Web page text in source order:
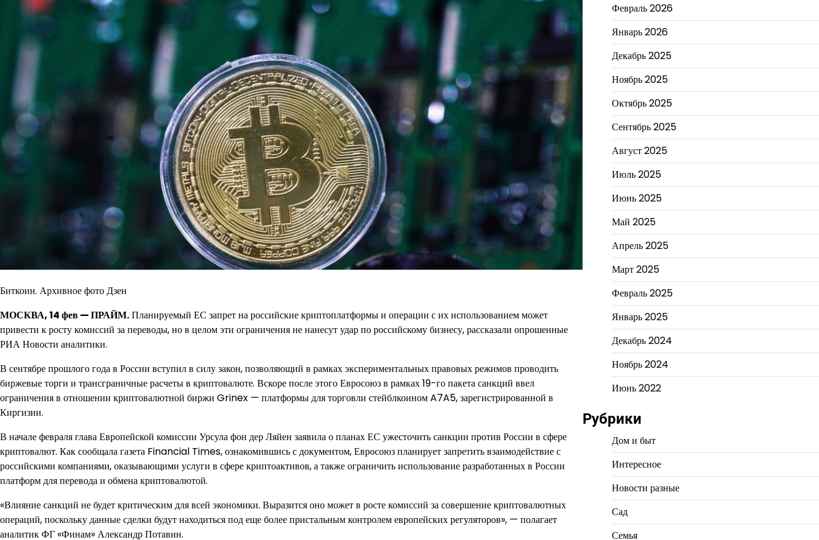
Биткоин. Архивное фото Дзен
МОСКВА, 14 фев — ПРАЙМ.Планируемый ЕС запрет на российские криптоплатформы и операции с их использованием может
привести к росту комиссий за переводы, но в целом эти ограничения не нанесут удар по российскому бизнесу, рассказали опрошенные
РИА Новости аналитики.
В сентябре прошлого года в России вступил в силу закон, позволяющий в рамках экспериментальных правовых режимов проводить
биржевые торги и трансграничные расчеты в криптовалюте. Вскоре после этого Евросоюз в рамках 19-го пакета санкций ввел
ограничения в отношении криптовалютной биржи Grinex — платформы для торговли стейблкоином A7A5, зарегистрированной в
Киргизии.
В начале февраля глава Европейской комиссии Урсула фон дер Ляйен заявила о планах ЕС ужесточить санкции против России в сфере
криптовалют. Как сообщала газета Financial Times, ознакомившись с документом, Евросоюз планирует запретить взаимодействие с
российскими компаниями, оказывающими услуги в сфере криптоактивов, а также ограничить использование разработанных в России
платформ для перевода и обмена криптовалютой.
«Влияние санкций не будет критическим для всей экономики. Выразится оно может в росте комиссий за совершение криптовалютных
операций, поскольку данные сделки будут находиться под еще более пристальным контролем европейских регуляторов», — полагает
аналитик ФГ «Финам» Александр Потавин.
Февраль 2026
Январь 2026
Декабрь 2025
Ноябрь 2025
Октябрь 2025
Сентябрь 2025
Август 2025
Июль 2025
Июнь 2025
Май 2025
Апрель 2025
Март 2025
Февраль 2025
Январь 2025
Декабрь 2024
Ноябрь 2024
Июнь 2022
Рубрики
Дом и быт
Интересное
Новости разные
Сад
Семья